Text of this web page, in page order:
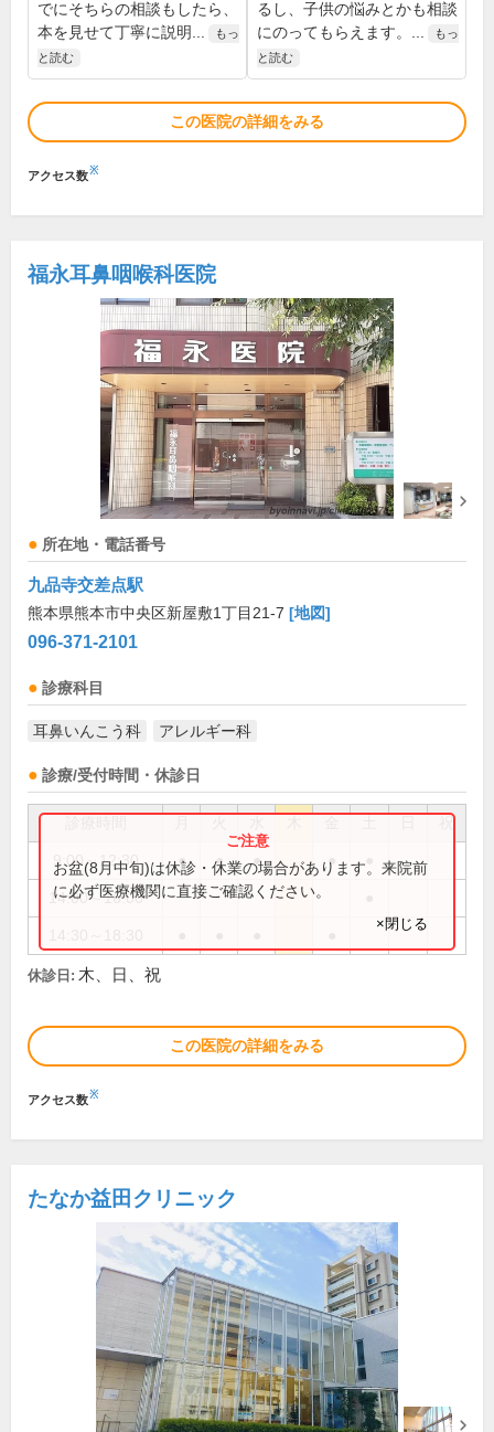
でにそちらの相談もしたら、
本を見せて丁寧に説明...
もっ
と読む
るし、子供の悩みとかも相談
にのってもらえます。...
もっ
と読む
この医院の詳細をみる
アクセス数※
福永耳鼻咽喉科医院
所在地・電話番号
九品寺交差点駅
熊本県熊本市中央区新屋敷1丁目21-7 [地図]
096-371-2101
診療科目
耳鼻いんこう科 アレルギー科
診療/受付時間・休診日
祝
9:00～12:30 ● ● ● ●
14:00～16:00
お盆(8月中旬)は休診・休業の場合があります。来院前
に必ず医療機関に直接ご確認ください。
×閉じる
休診日: 木、日、祝
この医院の詳細をみる
アクセス数※
たなか益田クリニック